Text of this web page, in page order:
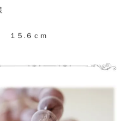
１５.６ｃｍ